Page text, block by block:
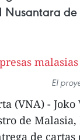
El
(VNA) -
de
de